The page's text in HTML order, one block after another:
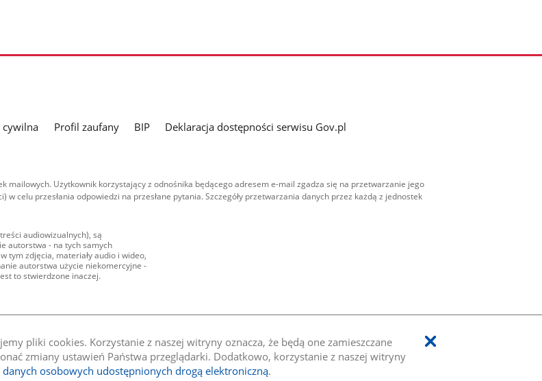
pliki cookies. Korzystanie z naszej witryny oznacza, że będą one zamieszczane
zmiany ustawień Państwa przeglądarki. Dodatkowo, korzystanie z naszej witryny
osobowych udostępnionych drogą elektroniczną.
cywilna Profil zaufany BIP
Deklaracja dostępności serwisu Gov.pl
mailowych. Użytkownik korzystający z odnośnika będącego adresem e-mail zgadza się na przetwarzanie jego
celu przesłania odpowiedzi na przesłane pytania. Szczegóły przetwarzania danych przez każdą z jednostek
audiowizualnych), są
autorstwa - na tych samych
tym zdjęcia, materiały audio i wideo,
autorstwa użycie niekomercyjne -
to stwierdzone inaczej.